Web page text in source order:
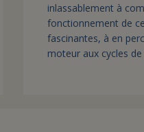
inlassablement à
fonctionnement de
fascinantes, à en
moteur aux cycles